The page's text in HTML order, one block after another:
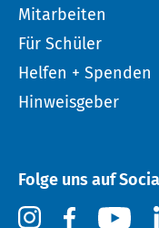
Mitarbeiten
Für Schüler
Helfen + Spenden
Hinweisgeber
Folge uns auf